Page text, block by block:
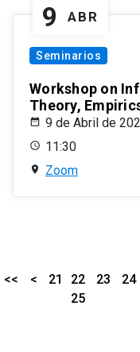
9 ABR
Seminarios
Workshop on
Theory,
9 de Abril de
11:30
Zoom
<< < 21 22 23
24
25